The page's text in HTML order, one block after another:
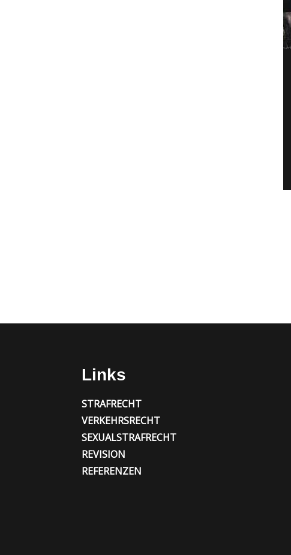
Links
STRAFRECHT
VERKEHRSRECHT
SEXUALSTRAFRECHT
REVISION
REFERENZEN